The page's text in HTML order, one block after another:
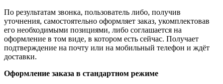
По результатам звонка, пользователь либо, получив
уточнения, самостоятельно оформляет заказ, укомплектовав
его необходимыми позициями, либо соглашается на
оформление в том виде, в котором есть сейчас. Получает
подтверждение на почту или на мобильный телефон и ждёт
доставки.
Оформление заказа в стандартном режиме